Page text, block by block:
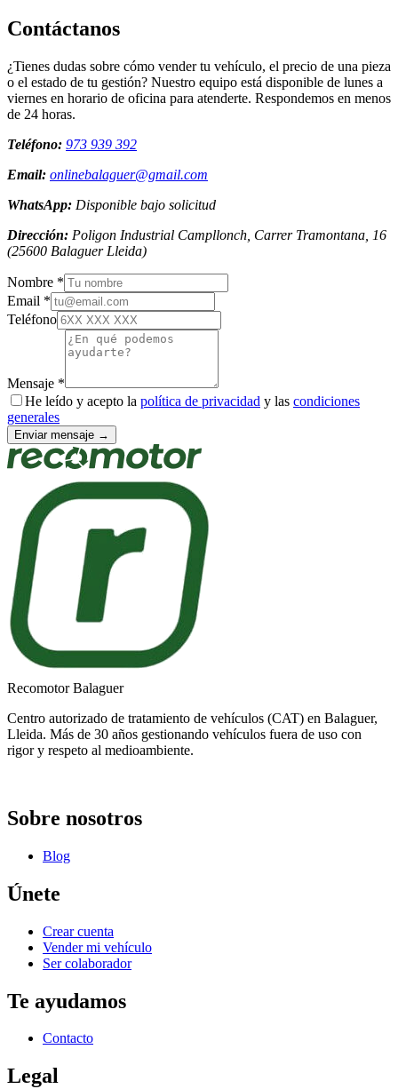
Contáctanos
¿Tienes dudas sobre cómo vender tu vehículo, el precio de una pieza
o el estado de tu gestión? Nuestro equipo está disponible de lunes a
viernes en horario de oficina para atenderte. Respondemos en menos
de 24 horas.
Teléfono: 973 939 392
Email: onlinebalaguer@gmail.com
WhatsApp: Disponible bajo solicitud
Dirección: Poligon Industrial Campllonch, Carrer Tramontana, 16
(25600 Balaguer Lleida)
Nombre *
Email *
Teléfono
Mensaje *
He leído y acepto la política de privacidad y las condiciones
generales
Enviar mensaje →
Recomotor Balaguer
Centro autorizado de tratamiento de vehículos (CAT) en Balaguer,
Lleida. Más de 30 años gestionando vehículos fuera de uso con
rigor y respeto al medioambiente.
Sobre nosotros
Blog
Únete
Crear cuenta
Vender mi vehículo
Ser colaborador
Te ayudamos
Contacto
Legal